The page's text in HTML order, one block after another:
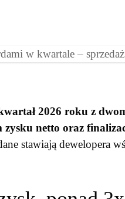
2026 roku z
netto oraz
stawiają dewelopera